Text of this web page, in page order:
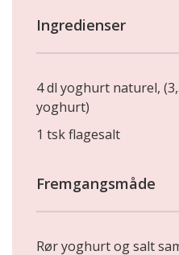
Ingredienser
4 dl yoghurt naturel,
yoghurt)
1 tsk flagesalt
Fremgangsmåde
Rør yoghurt og salt